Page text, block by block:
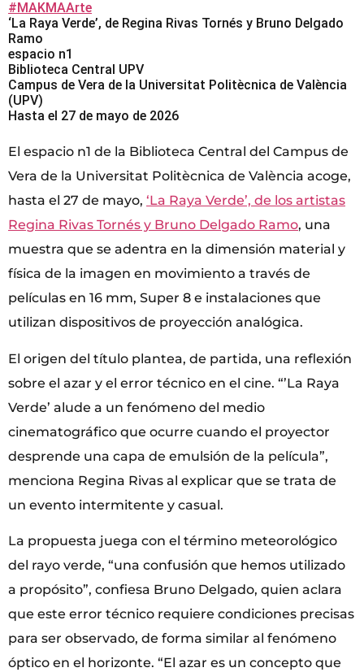
#MAKMAArte
‘La Raya Verde’, de Regina Rivas Tornés y Bruno Delgado
Ramo
espacio n1
Biblioteca Central UPV
Campus de Vera de la Universitat Politècnica de València
(UPV)
Hasta el 27 de mayo de 2026
El espacio n1 de la Biblioteca Central del Campus de
Vera de la Universitat Politècnica de València acoge,
hasta el 27 de mayo, ‘La Raya Verde’, de los artistas
Regina Rivas Tornés y Bruno Delgado Ramo, una
muestra que se adentra en la dimensión material y
física de la imagen en movimiento a través de
películas en 16 mm, Super 8 e instalaciones que
utilizan dispositivos de proyección analógica.
El origen del título plantea, de partida, una reflexión
sobre el azar y el error técnico en el cine. “’La Raya
Verde’ alude a un fenómeno del medio
cinematográfico que ocurre cuando el proyector
desprende una capa de emulsión de la película”,
menciona Regina Rivas al explicar que se trata de
un evento intermitente y casual.
La propuesta juega con el término meteorológico
del rayo verde, “una confusión que hemos utilizado
a propósito”, confiesa Bruno Delgado, quien aclara
que este error técnico requiere condiciones precisas
para ser observado, de forma similar al fenómeno
óptico en el horizonte. “El azar es un concepto que